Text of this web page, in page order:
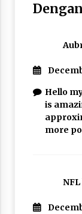
Hello
is
more